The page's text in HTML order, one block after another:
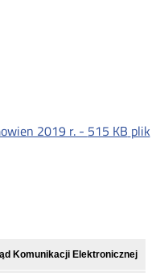
2019 r. - 515 KB plik
Komunikacji Elektronicznej